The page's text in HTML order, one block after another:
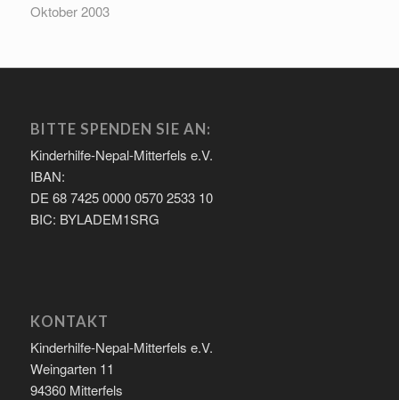
Oktober 2003
BITTE SPENDEN SIE AN:
Kinderhilfe-Nepal-Mitterfels e.V.
IBAN:
DE 68 7425 0000 0570 2533 10
BIC: BYLADEM1SRG
KONTAKT
Kinderhilfe-Nepal-Mitterfels e.V.
Weingarten 11
94360 Mitterfels